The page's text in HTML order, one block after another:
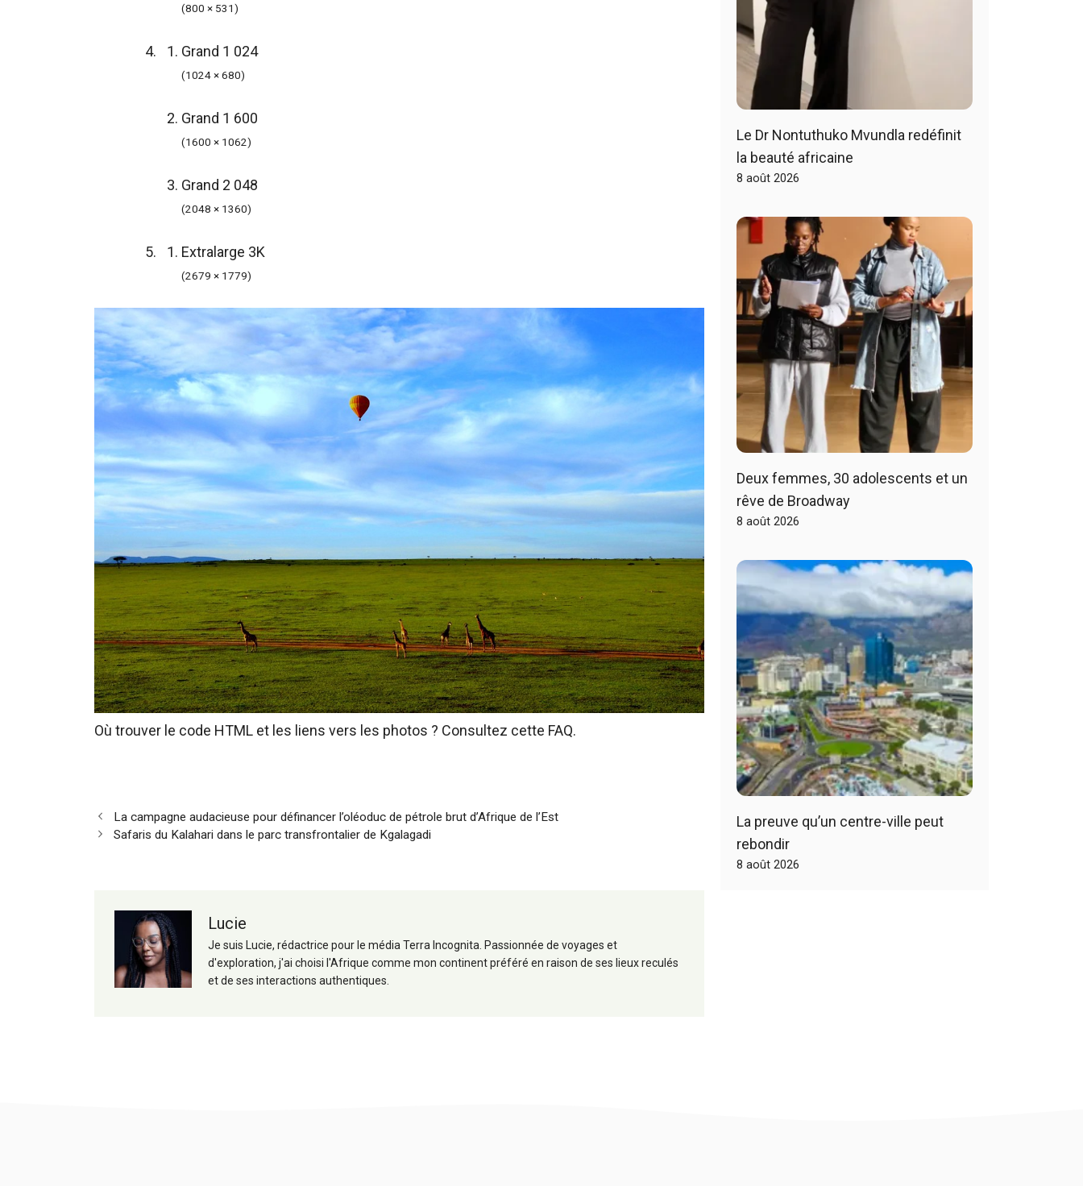
(800 × 531)
Grand 1 024
(1024 × 680)
Grand 1 600
(1600 × 1062)
Grand 2 048
(2048 × 1360)
Extralarge 3K
(2679 × 1779)
Où trouver le code HTML et les liens vers les photos ? Consultez cette FAQ.
Navigation
des
La campagne audacieuse pour définancer l’oléoduc de pétrole brut d’Afrique de l’Est
Safaris du Kalahari dans le parc transfrontalier de Kgalagadi
Lucie
Je suis Lucie, rédactrice pour le média Terra Incognita. Passionnée de voyages et
d'exploration, j'ai choisi l'Afrique comme mon continent préféré en raison de ses lieux reculés
et de ses interactions authentiques.
Le Dr Nontuthuko Mvundla redéfinit
la beauté africaine
8 août 2026
Deux femmes, 30 adolescents et un
rêve de Broadway
8 août 2026
La preuve qu’un centre-ville peut
rebondir
8 août 2026